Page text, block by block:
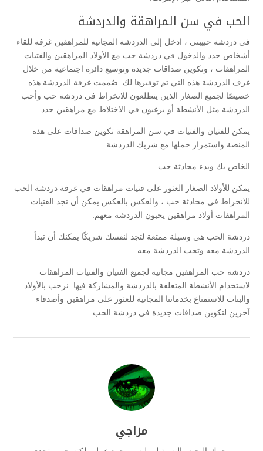
الحب في سن المراهقة والدردشة
في دردشة حبيبتي ، ادخل إلى الدردشة المجانية للمراهقين غرفة للقاء
أشخاص جدد والدخول في دردشة حب مع الأولاد المراهقين والفتيات
المراهقات ، وتكوين صداقات جديدة وتوسيع دائرة اجتماعية من خلال
غرف الدردشة هذه التي تم توفيرها لك. صُممت غرفة الدردشة هذه
خصيصًا لجميع الصغار الذين يتطلعون للانخراط في دردشة حب وأحب
الدردشة مثل الأنشطة أو يرغبون في الاختلاط مع مراهقين جدد.
يمكن للفتيان والفتيات في سن المراهقة تكوين صداقات على هذه
المنصة واستمرار حملها مع شريك الدردشة
الخاص بك وبدء محادثة حب.
يمكن للأولاد الصغار العثور على فتيات مراهقات في غرفة دردشة الحب
للانخراط في محادثة حب ، والعكس بالعكس يمكن أن تجد الفتيات
المراهقات أولاد مراهقين يحبون الدردشة معهم.
دردشة الحب هي وسيلة ممتعة لتجد لنفسك شريكًا يمكنك أن تبدأ
الدردشة معه وتحب الدردشة معه.
دردشة حب المراهقين مجانية لجميع الفتيان والفتيات المراهقات
لاستخدام الأنشطة المتعلقة بالدردشة والمشاركة فيها. نرحب بالأولاد
والبنات للاستمتاع بخدماتنا المجانية للعثور على مراهقين وأصدقاء
آخرين لتكوين صداقات جديدة في دردشة الحب.
مزاجي